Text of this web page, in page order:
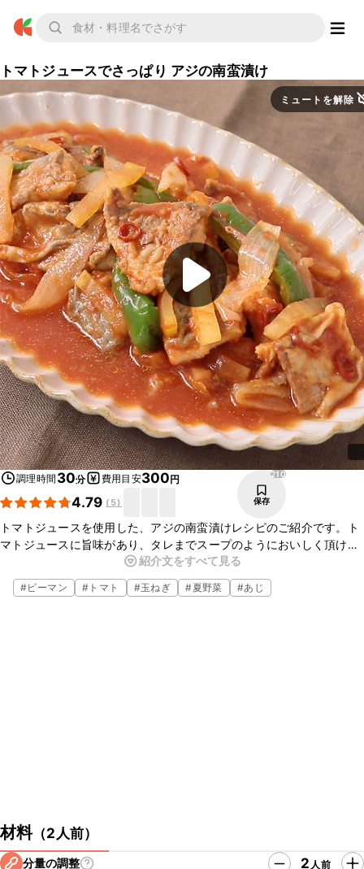
トマトジュースでさっぱり アジの南蛮漬け
ミュートを解除
調理時間 30分 費用目安300円
4.79 ( 5)
210
保存
トマトジュースを使用した、アジの南蛮漬けレシピのご紹介です。ト
マトジュースに旨味があり、タレまでスープのようにおいしく頂ける
一品です。また、たくあんの甘みと食感がアクセントになり、より一
層おいしさを増してくれます。ぜひお試しください。
紹介文をすべて見る
#ピーマン # トマト #玉ねぎ #夏野菜 #あじ
材料（2人前）
分量の調整 2 人前